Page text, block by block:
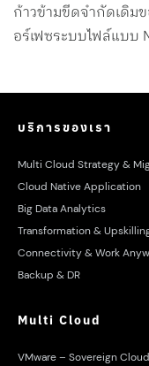
ก้าวข้ามขีดจำกัดเดิมข
อร์เฟซระบบไฟล์แบบ
บริการของเรา
Multi Cloud Strategy &
Cloud Native Application
Big Data Analytics
Transformation &
Connectivity & Work
Backup & DR
Multi Cloud
VMware – Sovereign Cloud